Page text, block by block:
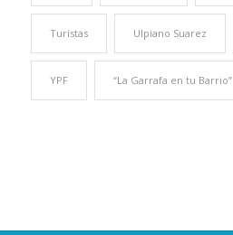
Turistas Ulpiano Suarez
YPF “La Garrafa en tu Barrio”